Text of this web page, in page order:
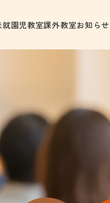
就園児教室課外教室お知らせ